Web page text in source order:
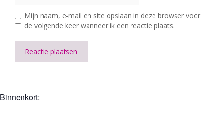
Mijn naam, e-mail en site opslaan in deze browser voor
de volgende keer wanneer ik een reactie plaats.
e
Binnenkort: